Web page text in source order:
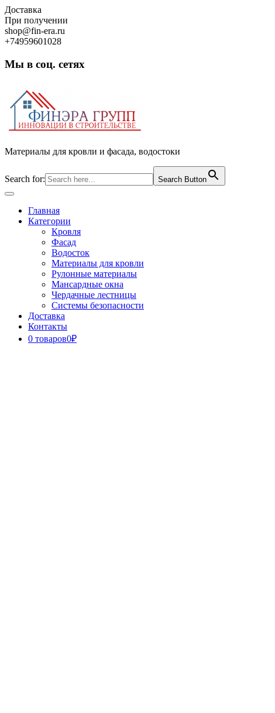
Skip
to
content
Доставка
При получении
shop@fin-era.ru
+74959601028
Мы в соц. сетях
Материалы для кровли и фасада, водостоки
Search for: Search Button
Open
ButtonГлавная
Категории
Кровля
Фасад
Водосток
Материалы для кровли
Рулонные материалы
Мансардные окна
Чердачные лестницы
Системы безопасности
Доставка
Контакты
0 товаров0₽